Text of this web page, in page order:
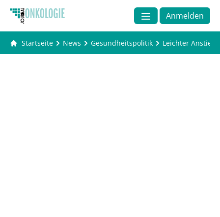
Anmelden
Startseite News Gesundheitspolitik Leichter Anstieg